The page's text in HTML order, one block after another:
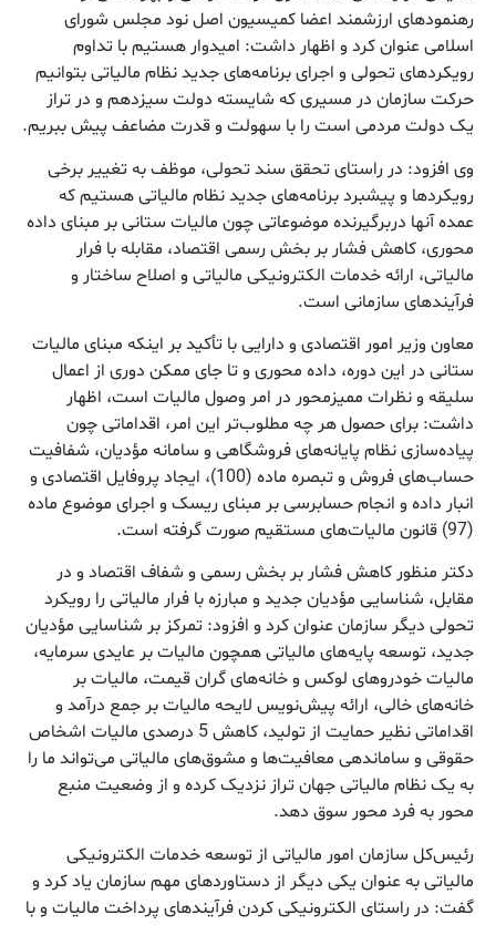
رهنمودهای ارزشمند اعضا کمیسیون اصل نود مجلس شورای
اسلامی عنوان کرد و اظهار داشت: امیدوار هستیم با تداوم
رویکردهای تحولی و اجرای برنامه‌های جدید نظام مالیاتی بتوانیم
حرکت سازمان در مسیری که شایسته دولت سیزدهم و در تراز
یک دولت مردمی است را با سهولت و قدرت مضاعف ‌پیش ببریم.
وی افزود: در راستای تحقق سند تحولی، موظف به تغییر برخی
رویکردها و پیشبرد برنامه‌های جدید نظام مالیاتی هستیم که
عمده آنها دربرگیرنده موضوعاتی چون مالیات ستانی بر مبنای داده
محوری، کاهش فشار بر بخش رسمی اقتصاد، مقابله با فرار
مالیاتی، ارائه خدمات الکترونیکی مالیاتی و اصلاح ساختار و
فرآیندهای سازمانی است.
معاون وزیر امور اقتصادی و دارایی با تأکید بر اینکه مبنای مالیات
ستانی در این دوره، داده محوری و تا جای ممکن دوری از اعمال
سلیقه و نظرات ممیزمحور در امر وصول مالیات است، اظهار
داشت: برای حصول هر چه مطلوب‌تر این امر، اقداماتی چون
پیاده‌سازی نظام پایانه‌های فروشگاهی و سامانه مؤدیان، شفافیت
حساب‌های فروش و تبصره ماده (100)، ایجاد پروفایل اقتصادی و
انبار داده و انجام حسابرسی بر مبنای ریسک و اجرای موضوع ماده
(97) قانون مالیات‌های مستقیم صورت گرفته است.
دکتر منظور کاهش فشار بر بخش رسمی و شفاف اقتصاد و در
مقابل، شناسایی مؤدیان جدید و مبارزه با فرار مالیاتی را رویکرد
تحولی دیگر سازمان عنوان کرد و افزود: تمرکز بر شناسایی مؤدیان
جدید، توسعه پایه‌های مالیاتی همچون مالیات بر عایدی سرمایه،
مالیات خودروهای لوکس و خانه‌های گران قیمت، مالیات بر
خانه‌های خالی، ارائه پیش‌نویس لایحه مالیات بر جمع درآمد و
اقداماتی نظیر حمایت از تولید، کاهش 5 درصدی مالیات اشخاص
حقوقی و ساماندهی معافیت‌ها و مشوق‌های مالیاتی می‌تواند ما را
به یک نظام مالیاتی جهان تراز نزدیک کرده و از وضعیت منبع
محور به فرد محور سوق دهد.
رئیس‌کل سازمان امور مالیاتی از توسعه خدمات الکترونیکی
مالیاتی به عنوان یکی دیگر از دستاوردهای مهم سازمان یاد کرد و
گفت: در راستای الکترونیکی کردن فرآیندهای پرداخت مالیات و با